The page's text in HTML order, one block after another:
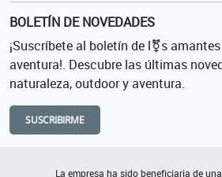
BOLETÍN DE NOVEDADES
¡Suscríbete al boletín de l⚧s
aventura!. Descubre las últimas
naturaleza, outdoor y aventura.
SUSCRIBIRME
La empresa ha sido beneficiaria de